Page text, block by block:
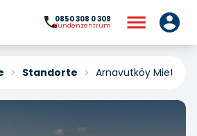
0850 308 0 308
Kundenzentrum
Standorte Arnavutköy